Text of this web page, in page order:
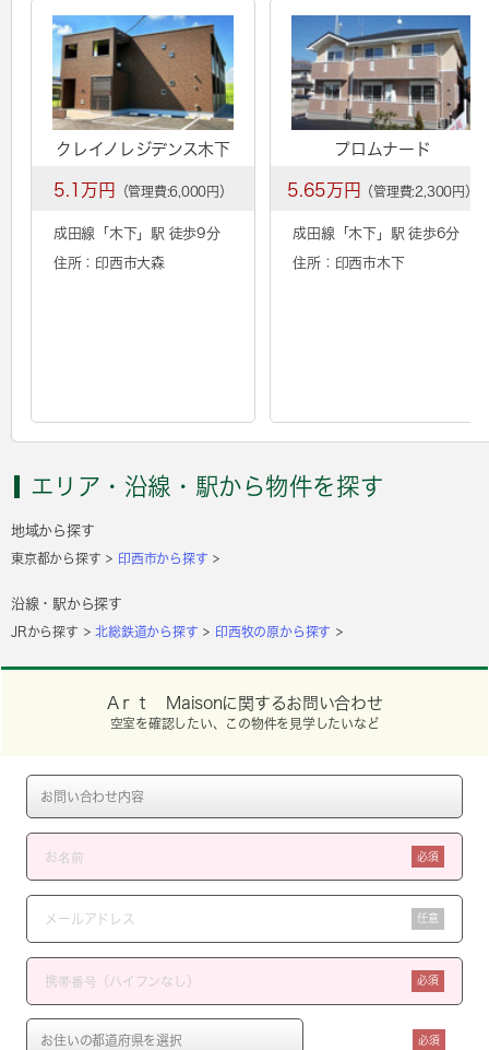
クレイノレジデンス木下
5.1万円 （管理費:6,000円）
成田線「 木下 」駅 徒歩9分
住所：印西市大森
プロムナード
5.65万円 （管理費:2,300円）
成田線「 木下 」駅 徒歩6分
住所：印西市木下
エリア・沿線・駅から物件を探す
地域から探す
東京都から探す 印西市から探す
沿線・駅から探す
JRから探す 北総鉄道から探す 印西牧の原から探す
Aｒｔ Maisonに関するお問い合わせ
空室を確認したい、この物件を見学したいなど
必須
任意
必須
必須